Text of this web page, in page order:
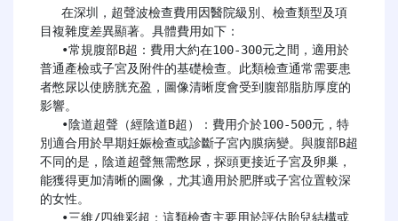
目複雜度差異顯著。具體費用如下：
普通產檢或子宮及附件的基礎檢查。此類檢查通常需要患
者憋尿以使膀胱充盈，圖像清晰度會受到腹部脂肪厚度的
影響。
別適合用於早期妊娠檢查或診斷子宮內膜病變。與腹部B超
不同的是，陰道超聲無需憋尿，探頭更接近子宮及卵巢，
能獲得更加清晰的圖像，尤其適用於肥胖或子宮位置較深
的女性。